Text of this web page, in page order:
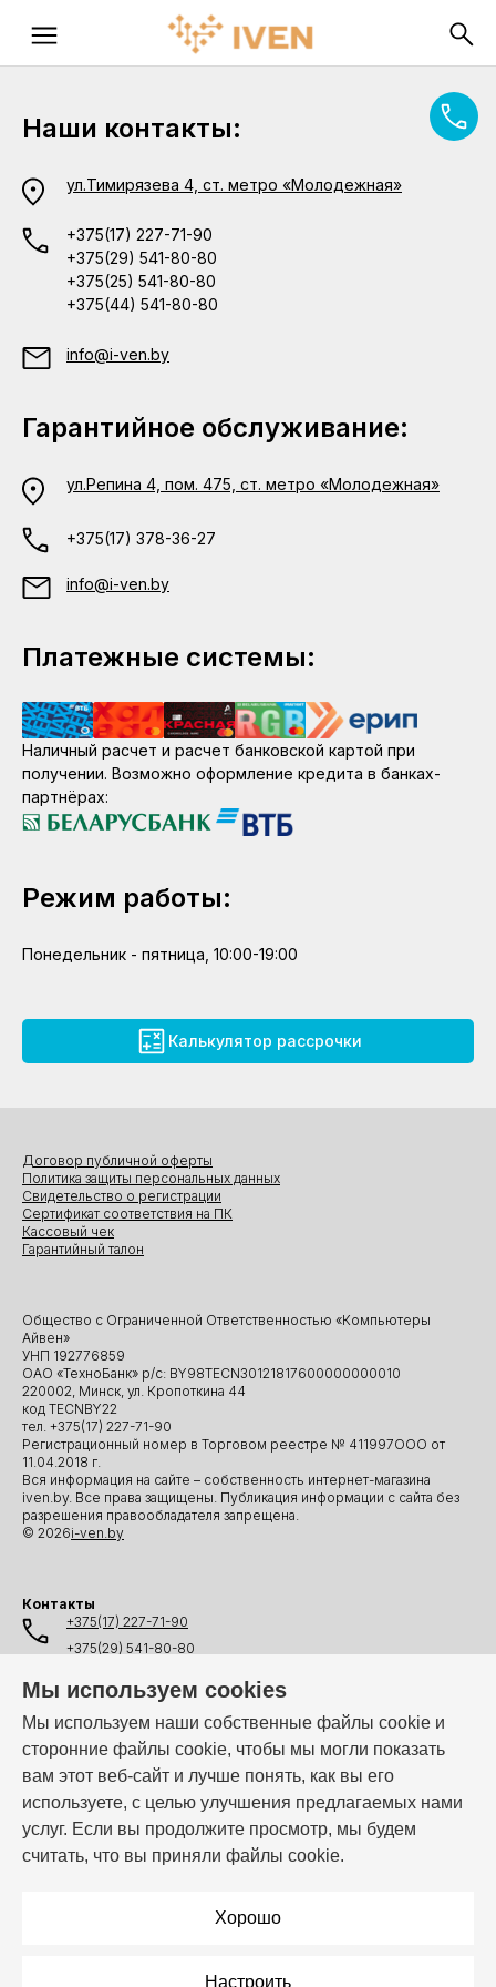
Мы используем cookies
Мы используем наши собственные файлы cookie и
сторонние файлы cookie, чтобы мы могли показать
вам этот веб-сайт и лучше понять, как вы его
используете, с целью улучшения предлагаемых нами
услуг. Если вы продолжите просмотр, мы будем
считать, что вы приняли файлы cookie.
Хорошо
Настроить
Наши контакты:
ул.Тимирязева 4, ст. метро «Молодежная»
+375(17) 227-71-90
+375(29) 541-80-80
+375(25) 541-80-80
+375(44) 541-80-80
info@i-ven.by
Гарантийное обслуживание:
ул.Репина 4, пом. 475, ст. метро «Молодежная»
+375(17) 378-36-27
info@i-ven.by
Платежные системы:
Наличный расчет и расчет банковской картой при
получении. Возможно оформление кредита в банках-
партнёрах:
Режим работы:
Понедельник - пятница, 10:00-19:00
Калькулятор рассрочки
Общество с Ограниченной Ответственностью «Компьютеры
Айвен»
УНП 192776859
ОАО «ТехноБанк» р/с: BY98TECN30121817600000000010
220002, Минск, ул. Кропоткина 44
код TECNBY22
тел. +375(17) 227-71-90
Регистрационный номер в Торговом реестре № 411997ООО от
11.04.2018 г.
Вся информация на сайте – собственность интернет-магазина
iven.by. Все права защищены. Публикация информации с сайта без
разрешения правообладателя запрещена.
© 2026i-ven.by
Договор публичной оферты
Политика защиты персональных данных
Свидетельство о регистрации
Сертификат соответствия на ПК
Кассовый чек
Гарантийный талон
Контакты
+375(17) 227-71-90
+375(29) 541-80-80
+375(44) 541-80-80
info@i-ven.by
Мы в мессенджерах:
Режим работы: Пн–Пт: 10:00 – 19:00